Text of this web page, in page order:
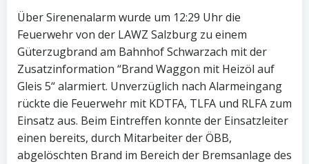
Über Sirenenalarm wurde um 12:29 Uhr die
Feuerwehr von der LAWZ Salzburg zu einem
Güterzugbrand am Bahnhof Schwarzach mit der
Zusatzinformation “Brand Waggon mit Heizöl auf
Gleis 5“ alarmiert. Unverzüglich nach Alarmeingang
rückte die Feuerwehr mit KDTFA, TLFA und RLFA zum
Einsatz aus. Beim Eintreffen konnte der Einsatzleiter
einen bereits, durch Mitarbeiter der ÖBB,
abgelöschten Brand im Bereich der Bremsanlage des